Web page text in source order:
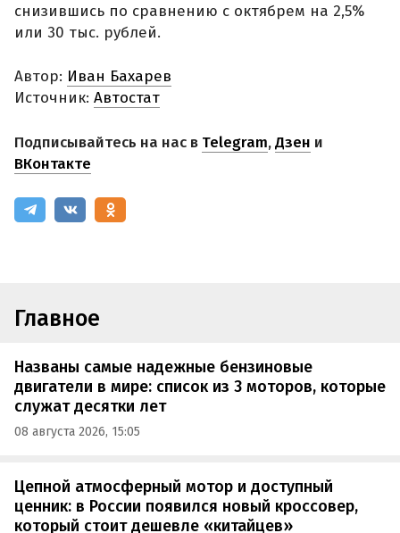
снизившись по сравнению с октябрем на 2,5%
или 30 тыс. рублей.
Автор: Иван Бахарев
Источник: Автостат
Подписывайтесь на нас в Telegram,Дзен и
ВКонтакте
Главное
Названы самые надежные бензиновые
двигатели в мире: список из 3 моторов, которые
служат десятки лет
08 августа 2026, 15:05
Цепной атмосферный мотор и доступный
ценник: в России появился новый кроссовер,
который стоит дешевле «китайцев»